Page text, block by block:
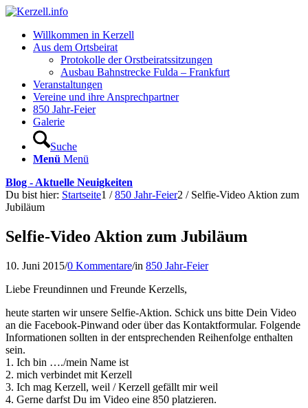
Willkommen in Kerzell
Aus dem Ortsbeirat
Protokolle der Orstbeiratssitzungen
Ausbau Bahnstrecke Fulda – Frankfurt
Veranstaltungen
Vereine und ihre Ansprechpartner
850 Jahr-Feier
Galerie
Suche
Menü Menü
Blog - Aktuelle Neuigkeiten
Du bist hier: Startseite1 / 850 Jahr-Feier2 / Selfie-Video Aktion zum
Jubiläum
Selfie-Video Aktion zum Jubiläum
10. Juni 2015/0 Kommentare/in 850 Jahr-Feier
Liebe Freundinnen und Freunde Kerzells,
heute starten wir unsere Selfie-Aktion. Schick uns bitte Dein Video
an die Facebook-Pinwand oder über das Kontaktformular. Folgende
Informationen sollten in der entsprechenden Reihenfolge enthalten
sein.
1. Ich bin …./mein Name ist
2. mich verbindet mit Kerzell
3. Ich mag Kerzell, weil / Kerzell gefällt mir weil
4. Gerne darfst Du im Video eine 850 platzieren.